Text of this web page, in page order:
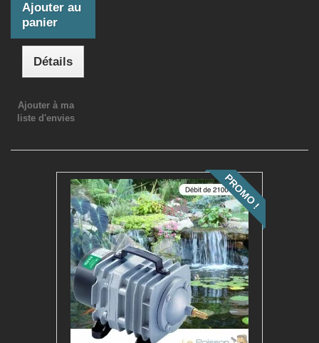
Ajouter au
panier
Détails
Ajouter à ma
liste d'envies
PROMO !